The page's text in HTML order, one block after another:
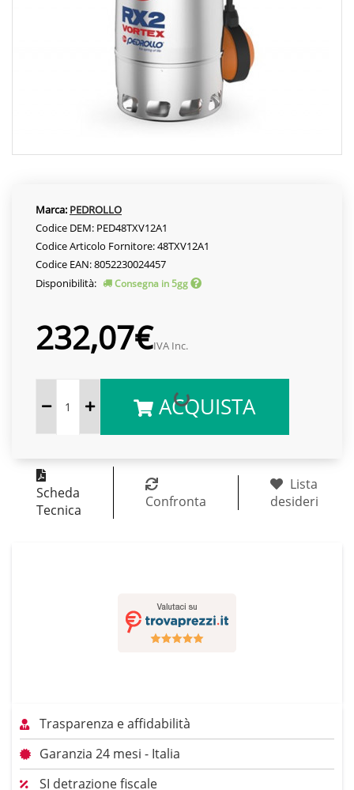
Marca: PEDROLLO
Codice DEM: PED48TXV12A1
Codice Articolo Fornitore: 48TXV12A1
Codice EAN: 8052230024457
Disponibilità:
Consegna in 5gg
232,07€IVA Inc.
ACQUISTA
Scheda
Tecnica
Confronta
Lista
desideri
Trasparenza e affidabilità
Garanzia 24 mesi - Italia
SI detrazione fiscale